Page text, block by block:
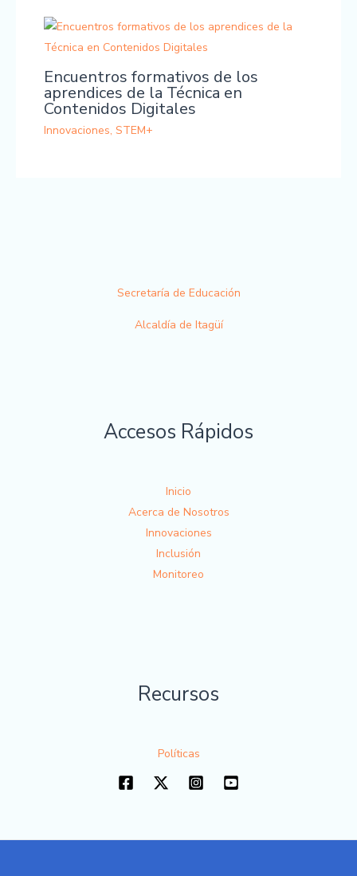
Encuentros formativos de los
aprendices de la Técnica en
Contenidos Digitales
Innovaciones, STEM+
Secretaría de Educación
Alcaldía de Itagüí
Accesos Rápidos
Inicio
Acerca de Nosotros
Innovaciones
Inclusión
Monitoreo
Recursos
Políticas